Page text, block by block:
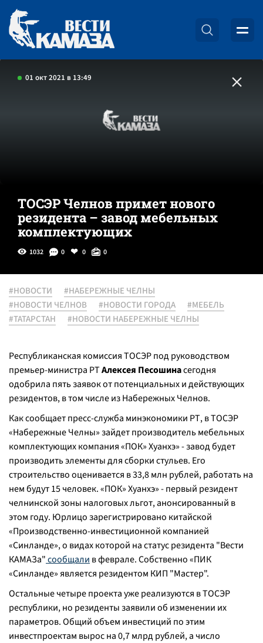
01 окт 2021 в 13:49
ТОСЭР Челнов примет нового
резидента – завод мебельных
комплектующих
1032 0 0 0
#НОВОСТИ
#НАБЕРЕЖНЫЕ ЧЕЛНЫ
#НОВОСТИ ЧЕЛНОВ
#НОВОСТИ ГОРОДА
#МЕБЕЛЬ
#ТАТАРСТАН
#НОВОСТИ НАБЕРЕЖНЫЕ ЧЕЛНЫ
Республиканская комиссия ТОСЭР под руководством
премьер-министра РТАлексея Песошинасегодня
одобрила пять заявок от потенциальных и действующих
резидентов, в том числе из Набережных Челнов.
Как сообщает пресс-служба минэкономики РТ, в ТОСЭР
«Набережные Челны» зайдет производитель мебельных
комплектующих компания «ПОК» Хуанхэ» - завод будет
производить элементы для сборки стульев. Его
строительство оценивается в 33,8 млн рублей, работать на
нем будут 15 человек. «ПОК» Хуанхэ» - первый резидент
челнинской зоны налоговых льгот, анонсированный в
этом году. Юрлицо зарегистрировано китайской
«Производственно-инвестиционной компанией
«Синланде», о видах которой на статус резидента "Вести
КАМАЗа"сообщали в феврале. Собственно «ПИК
«Синланде» является резидентом КИП "Мастер".
Остальные четыре проекта уже реализуются в ТОСЭР
республики, но резиденты заявили об изменении их
параметров. Общий объем инвестиций по этим
инвестпроектам вырос на 0,7 млрд рублей, а число